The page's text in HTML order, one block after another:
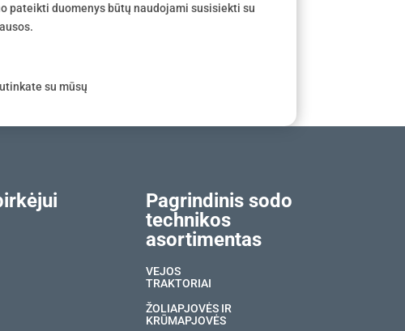
pateikti duomenys būtų naudojami susisiekti su
su mūsų
Pagrindinis sodo
technikos
asortimentas
VEJOS
TRAKTORIAI
ŽOLIAPJOVĖS IR
KRŪMAPJOVĖS